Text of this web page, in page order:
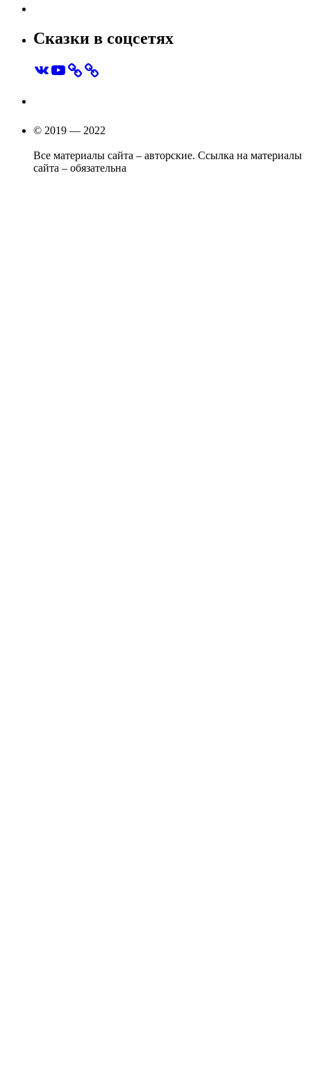
Сказки в соцсетях
VK YouTube
© 2019 — 2022
Все материалы сайта – авторские. Ссылка на материалы
сайта – обязательна